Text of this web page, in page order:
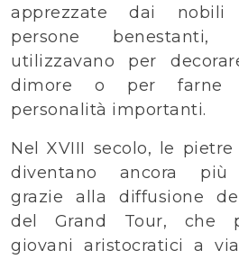
apprezzate dai
persone
utilizzavano per
dimore o per farne
personalità importanti.
Nel XVIII secolo, le
diventano ancora più
grazie alla diffusione
del Grand Tour, che
giovani aristocratici a